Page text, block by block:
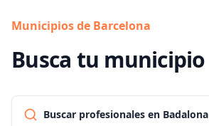
Municipios de Barcelona
Busca tu municipio
Buscar profesionales en Badalona